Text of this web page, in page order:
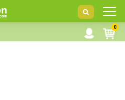
0
DANH
MỤC